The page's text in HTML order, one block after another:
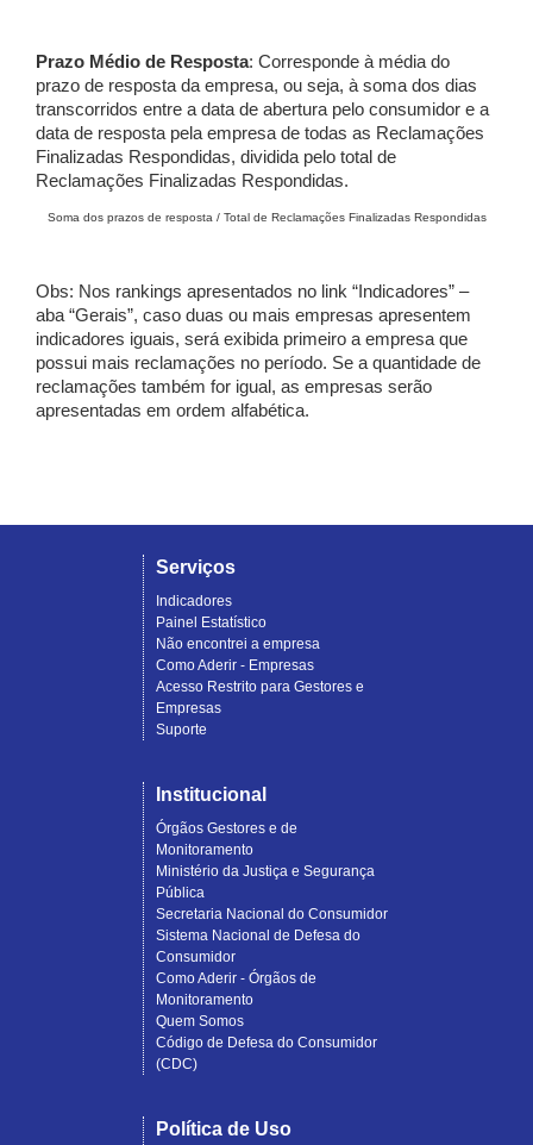
Prazo Médio de Resposta: Corresponde à média do
prazo de resposta da empresa, ou seja, à soma dos dias
transcorridos entre a data de abertura pelo consumidor e a
data de resposta pela empresa de todas as Reclamações
Finalizadas Respondidas, dividida pelo total de
Reclamações Finalizadas Respondidas.
Soma dos prazos de resposta / Total de Reclamações Finalizadas Respondidas
Obs: Nos rankings apresentados no link “Indicadores” –
aba “Gerais”, caso duas ou mais empresas apresentem
indicadores iguais, será exibida primeiro a empresa que
possui mais reclamações no período. Se a quantidade de
reclamações também for igual, as empresas serão
apresentadas em ordem alfabética.
Serviços
Indicadores
Painel Estatístico
Não encontrei a empresa
Como Aderir - Empresas
Acesso Restrito para Gestores e
Empresas
Suporte
Institucional
Órgãos Gestores e de
Monitoramento
Ministério da Justiça e Segurança
Pública
Secretaria Nacional do Consumidor
Sistema Nacional de Defesa do
Consumidor
Como Aderir - Órgãos de
Monitoramento
Quem Somos
Código de Defesa do Consumidor
(CDC)
Política de Uso